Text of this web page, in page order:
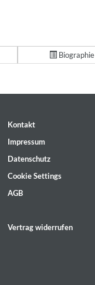
Biographie
Kontakt
Impressum
Datenschutz
Cookie Settings
AGB
Vertrag widerrufen